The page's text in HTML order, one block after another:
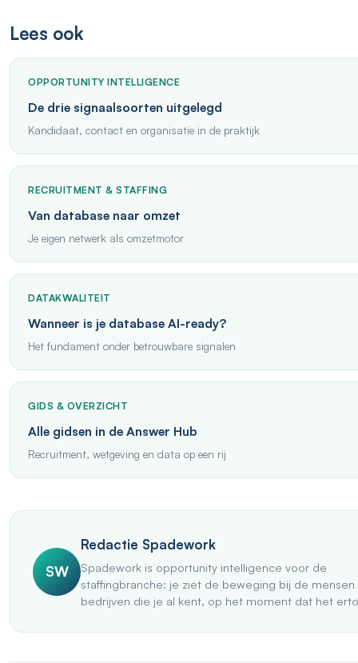
Lees ook
OPPORTUNITY INTELLIGENCE
De drie signaalsoorten uitgelegd
Kandidaat, contact en organisatie in de praktijk
RECRUITMENT & STAFFING
Van database naar omzet
Je eigen netwerk als omzetmotor
DATAKWALITEIT
Wanneer is je database AI-ready?
Het fundament onder betrouwbare signalen
GIDS & OVERZICHT
Alle gidsen in de Answer Hub
Recruitment, wetgeving en data op een rij
SW
Redactie Spadework
Spadework is opportunity intelligence voor de
staffingbranche: je ziet de beweging bij de mensen
bedrijven die je al kent, op het moment dat het